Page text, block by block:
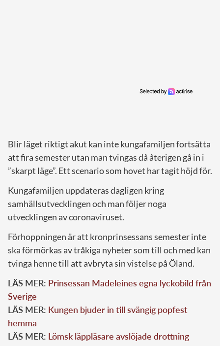
Blir läget riktigt akut kan inte kungafamiljen fortsätta
att fira semester utan man tvingas då återigen gå in i
”skarpt läge”. Ett scenario som hovet har tagit höjd för.
Kungafamiljen uppdateras dagligen kring
samhällsutvecklingen och man följer noga
utvecklingen av coronaviruset.
Förhoppningen är att kronprinsessans semester inte
ska förmörkas av tråkiga nyheter som till och med kan
tvinga henne till att avbryta sin vistelse på Öland.
LÄS MER: Prinsessan Madeleines egna lyckobild från
Sverige
LÄS MER: Kungen bjuder in till svängig popfest
hemma
LÄS MER: Lömsk läppläsare avslöjade drottning